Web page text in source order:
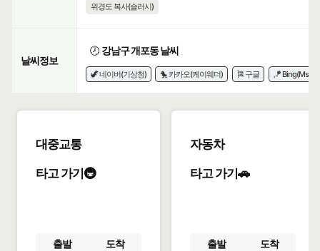
위경도 복사(슬러시)
날씨정보
🕗 강남구 개포동 날씨
🦖 네이버(기상청) 🐤 카카오(케이웨더) 🎏 구글 🪁 Bing(Msn)
대중교통
타고 가기🚇
출발 도착
자동차
타고 가기🚗
출발 도착